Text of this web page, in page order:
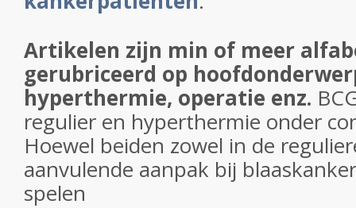
Artikelen zijn min of meer
gerubriceerd op
hyperthermie, operatie enz.
regulier en hyperthermie onder
Hoewel beiden zowel in de
aanvulende aanpak bij
spelen